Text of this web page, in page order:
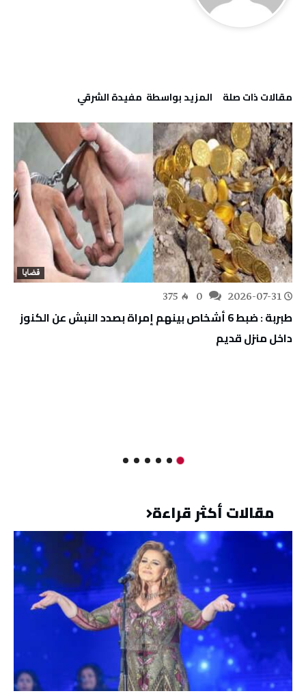
‫مقالات ذات صلة‬ ‫‫المزيد بواسطة‬ ‬ مفيدة الشرقي
قضايا
2026-07-31
375
طبربة : ضبط 6 أشخاص بينهم إمراة بصدد النبش عن الكنوز
داخل منزل قديم
مقالات أكثر قراءة